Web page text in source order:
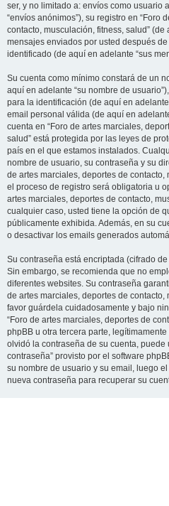
ser, y no limitado a: envíos como usuario
“envíos anónimos”), su registro en “Foro
contacto, musculación, fitness, salud” (de
mensajes enviados por usted después
identificado (de aquí en adelante “sus
Su cuenta como mínimo constará de un
aquí en adelante “su nombre de
para la identificación (de aquí en
email personal válida (de aquí en
cuenta en “Foro de artes marciales,
salud” está protegida por las leyes de
país en el que estamos instalados.
nombre de usuario, su contraseña y su
de artes marciales, deportes de contacto,
el proceso de registro será obligatoria u
artes marciales, deportes de contacto,
cualquier caso, usted tiene la opción de
públicamente exhibida. Además, en su
o desactivar los emails generados
Su contraseña está encriptada (cifrado
Sin embargo, se recomienda que no
diferentes websites. Su contraseña
de artes marciales, deportes de contacto,
favor guárdela cuidadosamente y bajo
“Foro de artes marciales, deportes de
phpBB u otra tercera parte,
olvidó la contraseña de su cuenta, puede
contraseña” provisto por el software
su nombre de usuario y su email, luego
nueva contraseña para recuperar su